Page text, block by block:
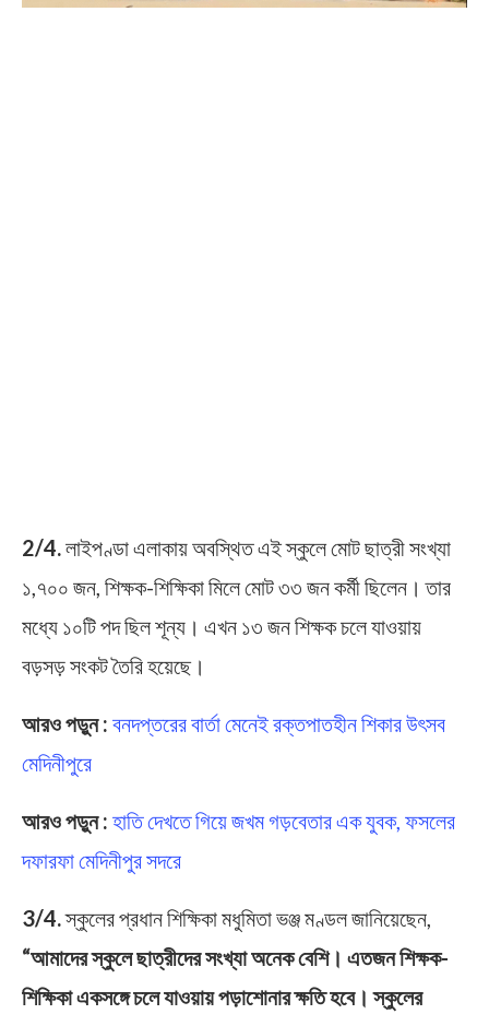
2/4.লাইপণ্ডা এলাকায় অবস্থিত এই স্কুলে মোট ছাত্রী সংখ্যা
১,৭০০ জন, শিক্ষক-শিক্ষিকা মিলে মোট ৩৩ জন কর্মী ছিলেন। তার
মধ্যে ১০টি পদ ছিল শূন্য। এখন ১৩ জন শিক্ষক চলে যাওয়ায়
বড়সড় সংকট তৈরি হয়েছে।
আরও পড়ুন : বনদপ্তরের বার্তা মেনেই রক্তপাতহীন শিকার উৎসব
মেদিনীপুরে
আরও পড়ুন : হাতি দেখতে গিয়ে জখম গড়বেতার এক যুবক, ফসলের
দফারফা মেদিনীপুর সদরে
3/4.স্কুলের প্রধান শিক্ষিকা মধুমিতা ভঞ্জ মণ্ডল জানিয়েছেন,
“আমাদের স্কুলে ছাত্রীদের সংখ্যা অনেক বেশি। এতজন শিক্ষক-
শিক্ষিকা একসঙ্গে চলে যাওয়ায় পড়াশোনার ক্ষতি হবে। স্কুলের